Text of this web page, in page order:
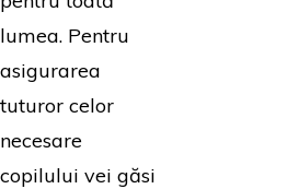
lumea. Pentru
asigurarea
tuturor celor
necesare
copilului vei găsi